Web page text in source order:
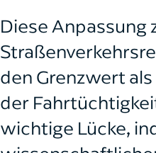
Diese Anpassung
den Grenzwert
der
wichtige Lücke,